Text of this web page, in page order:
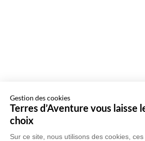
Gestion des cookies
Terres d’Aventure vous laisse
choix
Sur ce site, nous utilisons des cookies,